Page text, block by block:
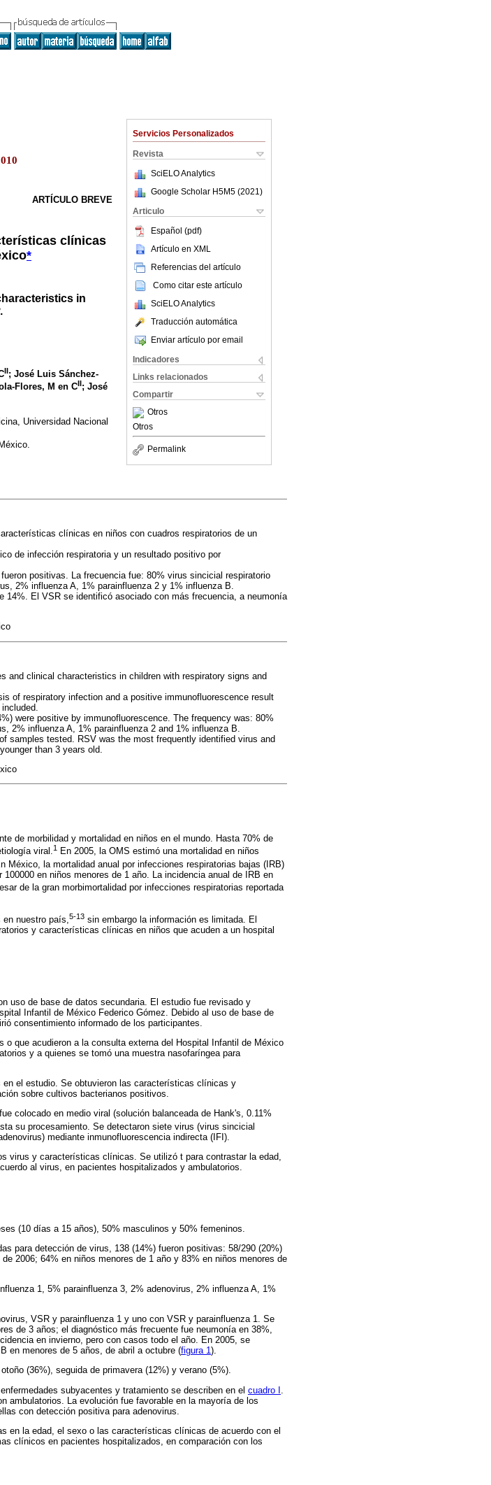
Servicios Personalizados
Revista
SciELO Analytics
Google Scholar H5M5 (2021 )
Articulo
Español (pdf)
Artículo en XML
Referencias del artículo
Como citar este artículo
SciELO Analytics
Traducción automática
Enviar artículo por email
Indicadores
Links relacionados
Compartir
Otros
Otros
Permalink
ARTÍCULO BREVE
clínicas
*
in
II; José Luis Sánchez-
Flores, M en CII; José
Universidad Nacional
clínicas en niños con cuadros respiratorios de un
de infección respiratoria y un resultado positivo por
positivas. La frecuencia fue: 80% virus sincicial respiratorio
2% influenza A, 1% parainfluenza 2 y 1% influenza B.
14%. El VSR se identificó asociado con más frecuencia, a neumonía
and clinical characteristics in children with respiratory signs and
of respiratory infection and a positive immunofluorescence result
were positive by immunofluorescence. The frequency was: 80%
2% influenza A, 1% parainfluenza 2 and 1% influenza B.
samples tested. RSV was the most frequently identified virus and
than 3 years old.
de morbilidad y mortalidad en niños en el mundo. Hasta 70% de
viral.1
En 2005, la OMS estimó una mortalidad en niños
México, la mortalidad anual por infecciones respiratorias bajas (IRB)
en niños menores de 1 año. La incidencia anual de IRB en
de la gran morbimortalidad por infecciones respiratorias reportada
en nuestro país,5-13 sin embargo la información es limitada. El
y características clínicas en niños que acuden a un hospital
uso de base de datos secundaria. El estudio fue revisado y
Infantil de México Federico Gómez. Debido al uso de base de
consentimiento informado de los participantes.
o que acudieron a la consulta externa del Hospital Infantil de México
y a quienes se tomó una muestra nasofaríngea para
el estudio. Se obtuvieron las características clínicas y
sobre cultivos bacterianos positivos.
colocado en medio viral (solución balanceada de Hank's, 0.11%
su procesamiento. Se detectaron siete virus (virus sincicial
mediante inmunofluorescencia indirecta (IFI).
virus y características clínicas. Se utilizó t para contrastar la edad,
al virus, en pacientes hospitalizados y ambulatorios.
(10 días a 15 años), 50% masculinos y 50% femeninos.
para detección de virus, 138 (14%) fueron positivas: 58/290 (20%)
2006; 64% en niños menores de 1 año y 83% en niños menores de
1, 5% parainfluenza 3, 2% adenovirus, 2% influenza A, 1%
VSR y parainfluenza 1 y uno con VSR y parainfluenza 1. Se
de 3 años; el diagnóstico más frecuente fue neumonía en 38%,
en invierno, pero con casos todo el año. En 2005, se
en menores de 5 años, de abril a octubre (figura 1).
(36%), seguida de primavera (12%) y verano (5%).
subyacentes y tratamiento se describen en el cuadro I
ambulatorios. La evolución fue favorable en la mayoría de los
con detección positiva para adenovirus.
en la edad, el sexo o las características clínicas de acuerdo con el
clínicos en pacientes hospitalizados, en comparación con los